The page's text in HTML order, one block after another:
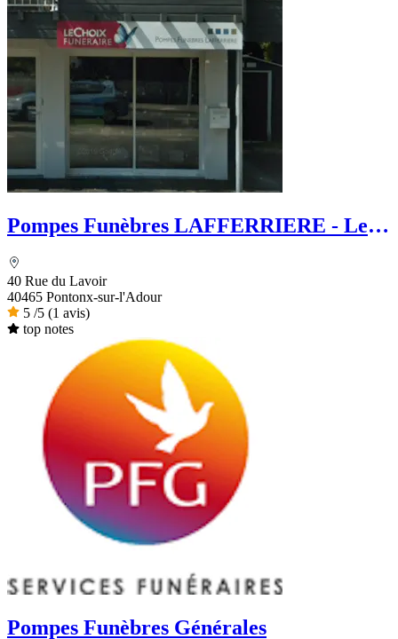
Pompes Funèbres LAFFERRIERE - Le
40 Rue du Lavoir
40465 Pontonx-sur-l'Adour
5 /5 (1 avis)
top notes
Pompes Funèbres Générales